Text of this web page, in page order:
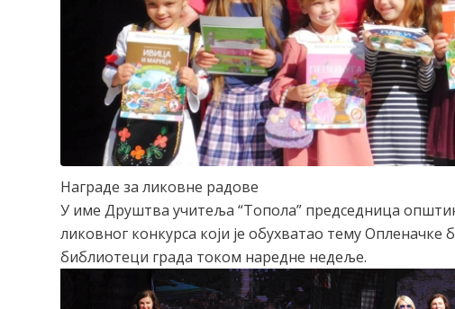
Награде за ликовне радове
У име Друштва учитеља “Топола” председница
ликовног конкурса који је обухватао тему
библиотеци града током наредне недеље.